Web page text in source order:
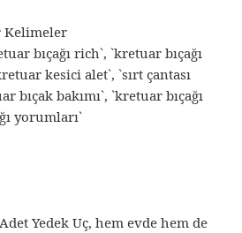
Kelimeler
bıçağı rich`, `kretuar bıçağı
kesici alet`, `sırt çantası
bıçak bakımı`, `kretuar bıçağı
yorumları`
Yedek Uç, hem evde hem de